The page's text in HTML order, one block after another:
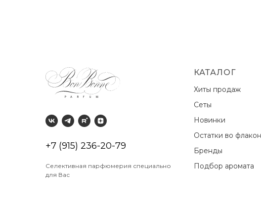
+7 (915) 236-20-79
Селективная парфюмерия специально
для Вас
КАТАЛОГ
Хиты продаж
Сеты
Новинки
Остатки во
Бренды
Подбор аромата